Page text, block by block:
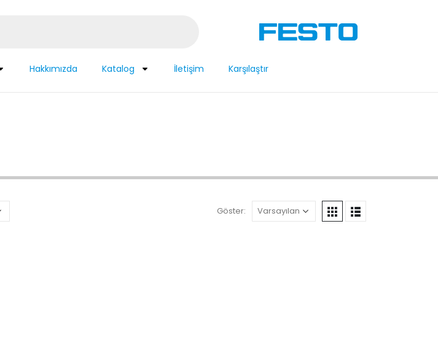
Hakkımızda Katalog İletişim Karşılaştır
Göster: